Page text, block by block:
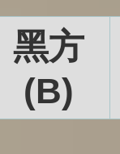
黑方
(B)